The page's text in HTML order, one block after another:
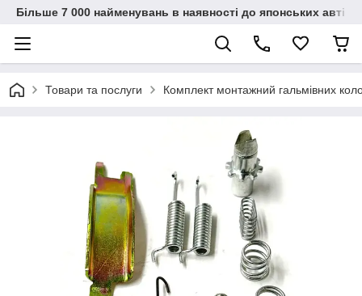
Більше 7 000 найменувань в наявності до японських
Товари та послуги Комплект монтажний гальмівних